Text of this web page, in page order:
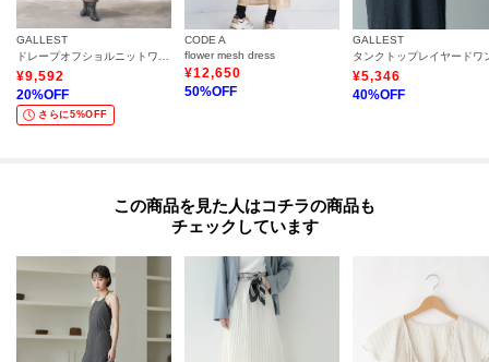
GALLEST
¥9,592
20%OFF
さらに5%OFF
CODE A
flower mesh dress
¥12,650
50%OFF
GALLEST
¥5,346
40%OFF
この商品を見た人はコチラの商品も
チェックしています